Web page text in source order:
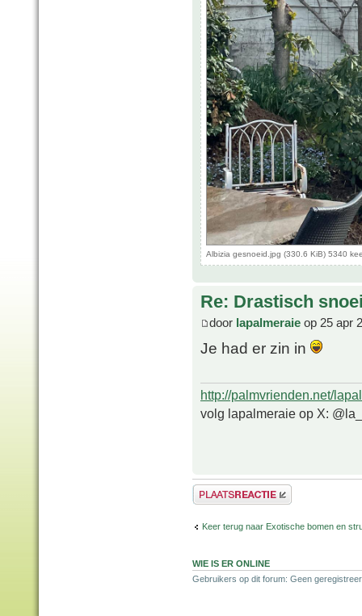
Albizia gesnoeid.jpg (330.6 KiB) 5340
Re: Drastisch
door lapalmeraie op 25 apr
Je had er zin in
http://palmvrienden.net/
volg lapalmeraie op X:
Plaats een reactie
Keer terug naar Exotische bomen en
WIE IS ER ONLINE
Gebruikers op dit forum: Geen